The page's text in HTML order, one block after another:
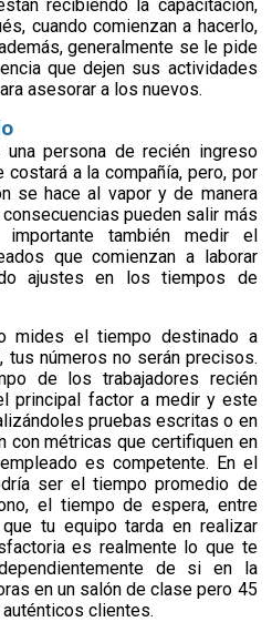
recibiendo la capacitación,
cuando comienzan a hacerlo,
generalmente se le pide
que dejen sus actividades
asesorar a los nuevos.
persona de recién ingreso
costará a la compañía, pero, por
se hace al vapor y de manera
pueden salir más
también medir el
que comienzan a laborar
ajustes en los tiempos de
mides el tiempo destinado a
tus números no serán precisos.
de los trabajadores recién
principal factor a medir y este
pruebas escritas o en
con métricas que certifiquen en
es competente. En el
ser el tiempo promedio de
el tiempo de espera, entre
tu equipo tarda en realizar
es realmente lo que te
de si en la
en un salón de clase pero 45
clientes.